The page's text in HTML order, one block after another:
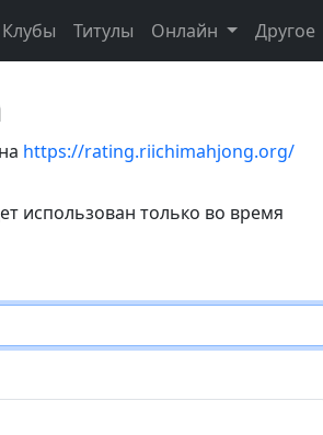
Клубы Титулы Онлайн Другое
https://rating.riichimahjong.org/
использован только во время